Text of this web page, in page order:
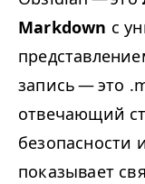
Markdown с
запись — это
отвечающий
безопасности
показывает